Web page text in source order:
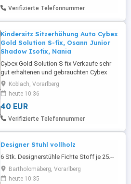
"PartyLite" zu haben und daher Unikate!
Angeboten ...
Verifizierte Telefonnummer
Kindersitz Sitzerhöhung Auto Cybex
Gold Solution S-fix, Osann Junior
Shadow Isofix, Nania
Cybex Gold Solution S-fix Verkaufe sehr
gut erhaltenen und gebrauchten Cybex
Kindersitz, inkl Baumwollbezug! Für
Kinder im Alter bis ca 12 Jahren Gr.2-3: 15-
36 kg. Geeignet für Autos mit und ohne
ISOFIX. Maximale Sicherheit durch 3-fach
neigungsverstellbare Kopfstütze,
Koblach, Vorarlberg
heute 10:36
40 EUR
Verifizierte Telefonnummer
Designer Stuhl vollholz
6 Stk. Designerstühle Fichte Stoff je 25.--
Bartholomäberg, Vorarlberg
heute 10:35